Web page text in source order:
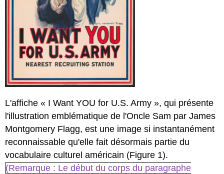
L'affiche « I Want YOU for U.S. Army », qui présente
l'illustration emblématique de l'Oncle Sam par James
Montgomery Flagg, est une image si instantanément
reconnaissable qu'elle fait désormais partie du
vocabulaire culturel américain (Figure 1).
(Remarque : Le début du corps du paragraphe